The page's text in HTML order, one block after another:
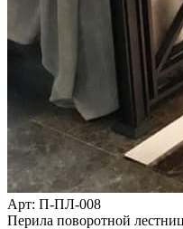
Арт: П-ПЛ-008
Перила поворотной